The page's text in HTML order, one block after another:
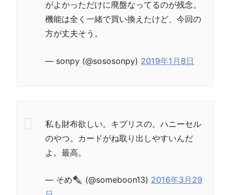
がよかっただけに廃盤なってるのが残念。
機能は全く一緒で買い換えたけど、今回の
方が丈夫そう。
— sonpy (@sososonpy) 2019年1月8日
私も財布欲しい。キプリスの。ハニーセル
のやつ。カードがね取り出しやすいんだ
よ。最高。
— そめ✒︎ (@someboon13) 2016年3月29